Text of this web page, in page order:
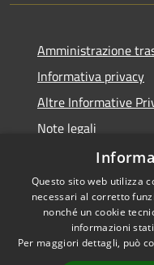
Amministrazione
Informativa privacy
Altre Informative
Note legali
Dichiarazione di
RSS
Accessibilità
Questo sito web utilizza
necessari al corretto
nonché un cookie
informazioni
Per maggiori dettagli, può